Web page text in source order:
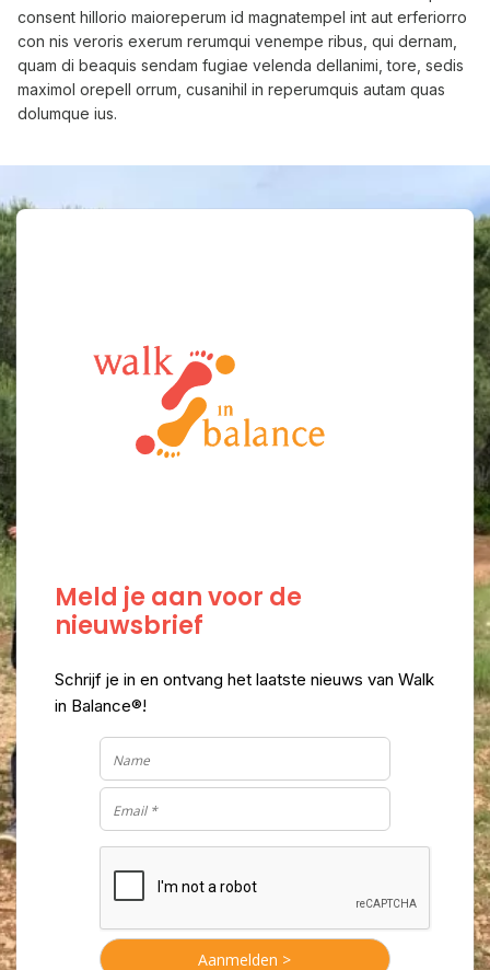
consent hillorio maioreperum id magnatempel int aut erferiorro
con nis veroris exerum rerumqui venempe ribus, qui dernam,
quam di beaquis sendam fugiae velenda dellanimi, tore, sedis
maximol orepell orrum, cusanihil in reperumquis autam quas
dolumque ius.
Meld je aan voor de
nieuwsbrief
Schrijf je in en ontvang het laatste nieuws van Walk
in Balance®!